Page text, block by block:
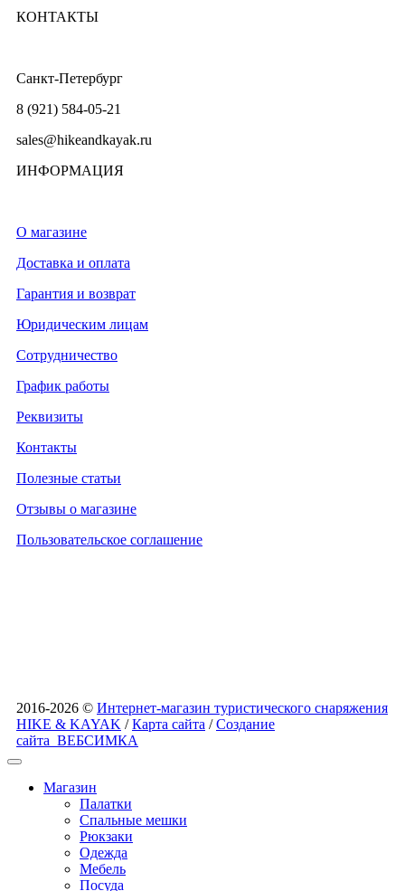
КОНТАКТЫ
Санкт-Петербург
8 (921) 584-05-21
sales@hikeandkayak.ru
ИНФОРМАЦИЯ
О магазине
Доставка и оплата
Гарантия и возврат
Юридическим лицам
Сотрудничество
График работы
Реквизиты
Контакты
Полезные статьи
Отзывы о магазине
Пользовательское соглашение
2016-2026 © Интернет-магазин туристического снаряжения
HIKE & KAYAK /Карта сайта /Создание
сайта ВЕБСИМКА
Магазин
Палатки
Спальные мешки
Рюкзаки
Одежда
Мебель
Посуда